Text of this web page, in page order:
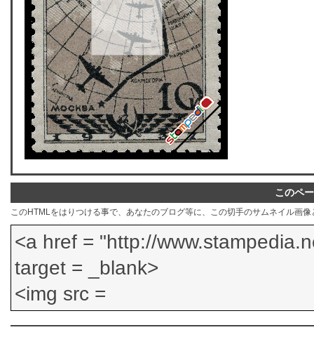
このペ
このHTMLをはりつける事で、あなたのブログ等に、この切手のサムネイル画